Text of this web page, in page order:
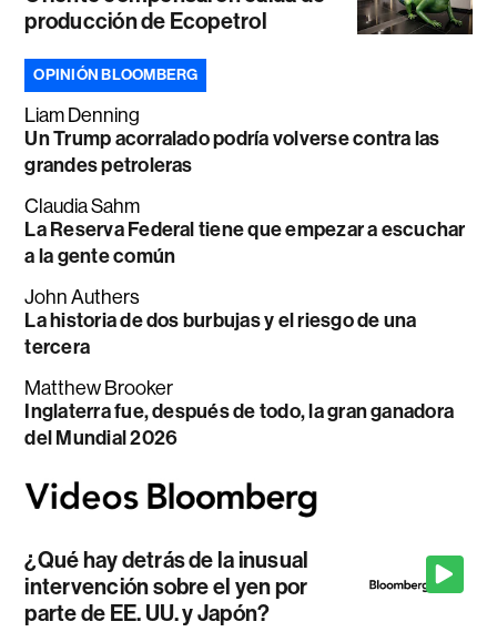
producción de Ecopetrol
OPINIÓN BLOOMBERG
Liam Denning
Un Trump acorralado podría volverse contra las
grandes petroleras
Claudia Sahm
La Reserva Federal tiene que empezar a escuchar
a la gente común
John Authers
La historia de dos burbujas y el riesgo de una
tercera
Matthew Brooker
Inglaterra fue, después de todo, la gran ganadora
del Mundial 2026
¿Qué hay detrás de la inusual
intervención sobre el yen por
parte de EE. UU. y Japón?